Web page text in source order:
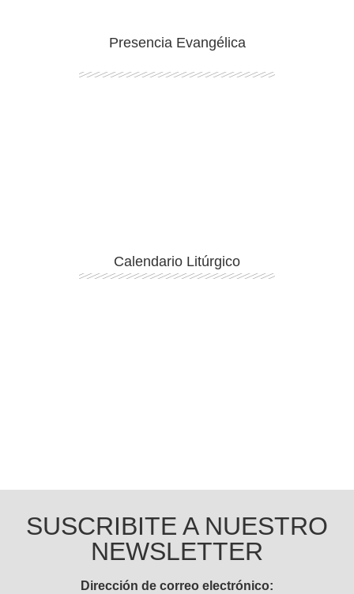
Presencia Evangélica
Calendario Litúrgico
SUSCRIBITE A NUESTRO
NEWSLETTER
Dirección de correo electrónico: